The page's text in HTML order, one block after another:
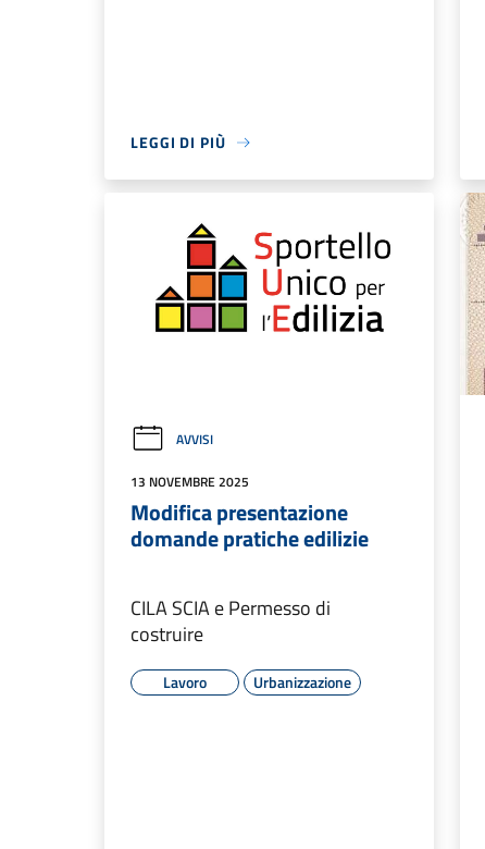
LEGGI DI PIÙ
AVVISI
13 NOVEMBRE 2025
Modifica presentazione
domande pratiche edilizie
CILA SCIA e Permesso di
costruire
Lavoro Urbanizzazione